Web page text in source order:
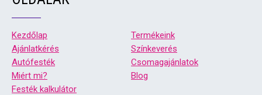
Kezdőlap
Termékeink
Ajánlatkérés
Színkeverés
Autófesték
Csomagajánlatok
Miért mi?
Blog
Festék kalkulátor